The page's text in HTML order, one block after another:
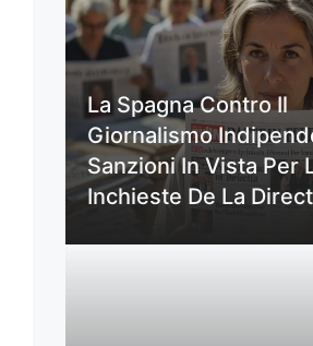
La Spagna Contro Il
Giornalismo
Sanzioni In Vista Per
Inchieste De La